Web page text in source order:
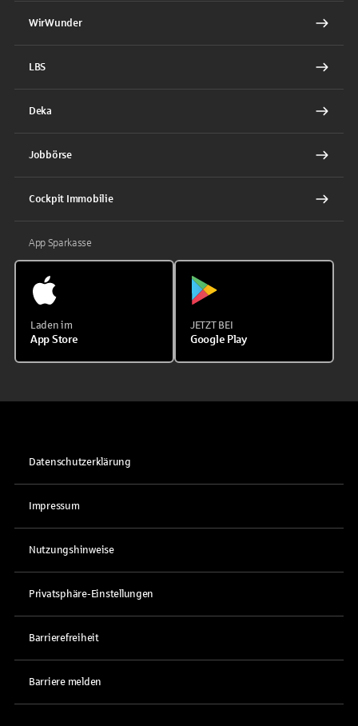
WirWunder
LBS
Deka
Jobbörse
Cockpit Immobilie
App Sparkasse
Laden im
App Store
JETZT BEI
Google Play
Datenschutzerklärung
Impressum
Nutzungshinweise
Privatsphäre-Einstellungen
Barrierefreiheit
Barriere melden